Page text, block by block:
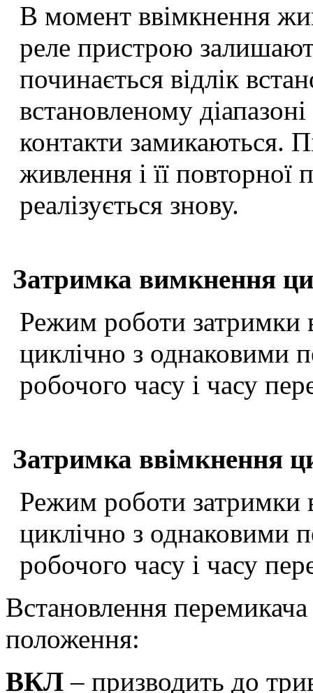
В момент ввімкнення
реле пристрою
починається відлік
встановленому
контакти замикаються.
живлення і її
реалізується знову.
Затримка вимкнення
Режим роботи затримки
циклічно з однаковими
робочого часу і часу
Затримка ввімкнення
Режим роботи затримки
циклічно з однаковими
робочого часу і часу
Встановлення перемикача
положення:
ВКЛ – призводить до